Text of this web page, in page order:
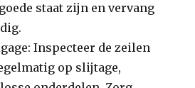
staat zijn en vervang
Inspecteer de zeilen
op slijtage,